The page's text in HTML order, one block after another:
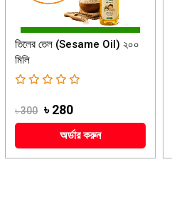
তিলের তেল (Sesame Oil) ২০০
মিলি
৳ 300 ৳ 280
অর্ডার করুন